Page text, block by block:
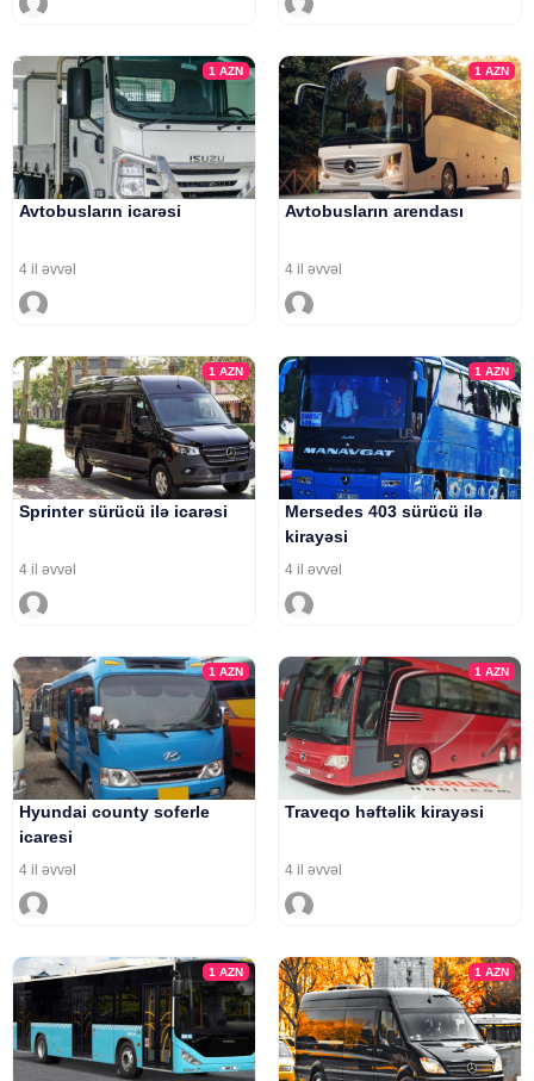
1AZN
Avtobusların icarəsi
4 il əvvəl
1 AZN
Avtobusların arendası
4 il əvvəl
1AZN
Sprinter sürücü ilə icarəsi
4 il əvvəl
1 AZN
Mersedes 403 sürücü ilə
kirayəsi
4 il əvvəl
1AZN
Hyundai county soferle
icaresi
4 il əvvəl
1 AZN
Traveqo həftəlik kirayəsi
4 il əvvəl
1AZN 1 AZN